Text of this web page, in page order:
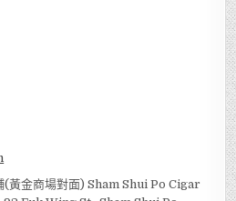
(黃金商場對面) Sham Shui Po Cigar